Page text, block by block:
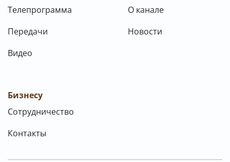
Телепрограмма
Передачи
Видео
О канале
Новости
Бизнесу
Сотрудничество
Контакты